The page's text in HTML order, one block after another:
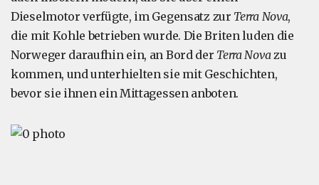
Dieselmotor verfügte, im Gegensatz zur Terra Nova,
die mit Kohle betrieben wurde. Die Briten luden die
Norweger daraufhin ein, an Bord der Terra Novazu
kommen, und unterhielten sie mit Geschichten,
bevor sie ihnen ein Mittagessen anboten.